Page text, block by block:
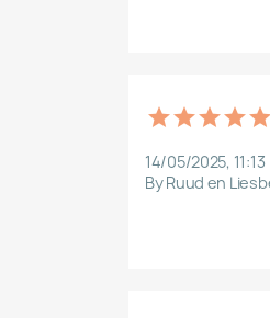
14/05/2025, 11:13
By Ruud en